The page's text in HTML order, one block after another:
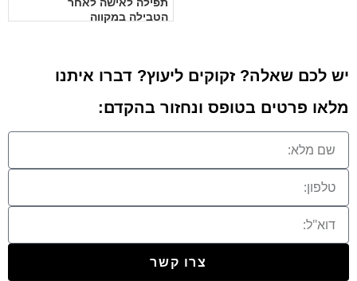
הטבילה במקווה
יש לכם שאלה? זקוקים ליעוץ? דברו איתנו
מלאו פרטים בטופס ונחזור בהקדם:
צרו קשר